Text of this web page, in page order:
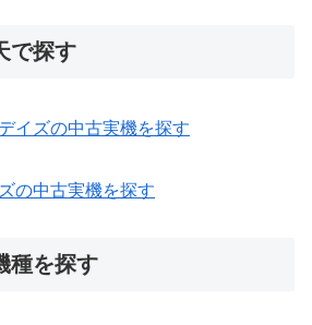
で探す
イズの中古実機を探す
の中古実機を探す
種を探す